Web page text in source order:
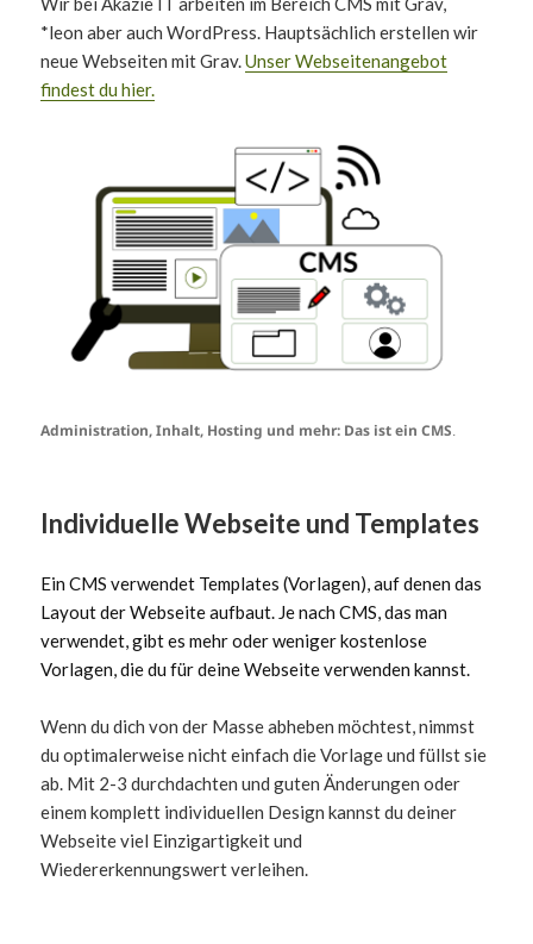
*leon aber auch WordPress. Hauptsächlich erstellen wir
neue Webseiten mit Grav.Unser Webseitenangebot
findest du hier.
Administration, Inhalt, Hosting und mehr: Das ist ein CMS.
Individuelle Webseite und Templates
Ein CMS verwendet Templates (Vorlagen), auf denen das
Layout der Webseite aufbaut. Je nach CMS, das man
verwendet, gibt es mehr oder weniger kostenlose
Vorlagen, die du für deine Webseite verwenden kannst.
Wenn du dich von der Masse abheben möchtest, nimmst
du optimalerweise nicht einfach die Vorlage und füllst sie
ab. Mit 2-3 durchdachten und guten Änderungen oder
einem komplett individuellen Design kannst du deiner
Webseite viel Einzigartigkeit und
Wiedererkennungswert verleihen.